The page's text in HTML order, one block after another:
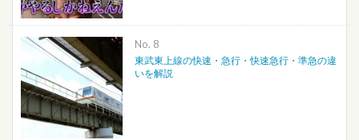
No.
東武東上線の快速・急行・快速急行・準急の違
いを解説